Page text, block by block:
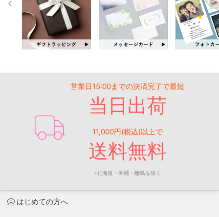
営業日15:00までの決済完了で最短
当日出荷
11,000円(税込)以上で
送料無料
※北海道・沖縄・離島を除く
はじめての方へ